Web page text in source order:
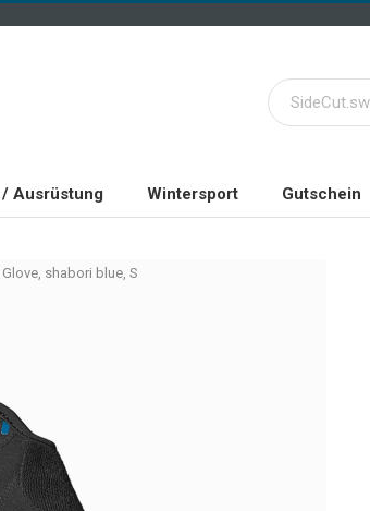
Ausrüstung Wintersport Gutschein
Glove, shabori blue, S